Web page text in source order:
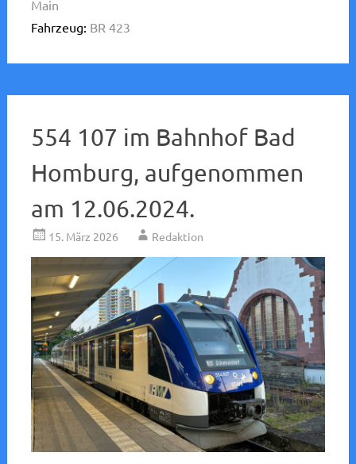
Main
Fahrzeug: BR 423
554 107 im Bahnhof Bad
Homburg, aufgenommen
am 12.06.2024.
15. März 2026 Redaktion